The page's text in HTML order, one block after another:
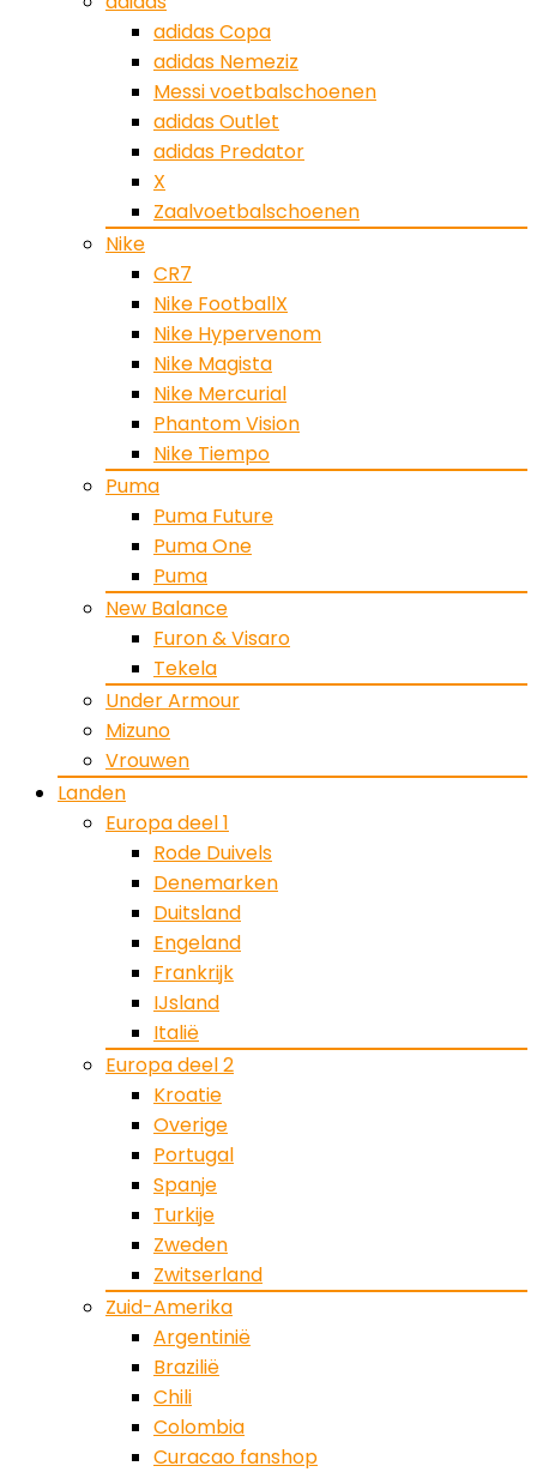
adidas Copa
adidas Nemeziz
Messi voetbalschoenen
adidas Outlet
adidas Predator
X
Zaalvoetbalschoenen
Nike
CR7
Nike FootballX
Nike Hypervenom
Nike Magista
Nike Mercurial
Phantom Vision
Nike Tiempo
Puma
Puma Future
Puma One
Puma
New Balance
Furon & Visaro
Tekela
Under Armour
Mizuno
Vrouwen
Landen
Europa deel 1
Rode Duivels
Denemarken
Duitsland
Engeland
Frankrijk
IJsland
Italië
Europa deel 2
Kroatie
Overige
Portugal
Spanje
Turkije
Zweden
Zwitserland
Zuid-Amerika
Argentinië
Brazilië
Chili
Colombia
Curacao fanshop